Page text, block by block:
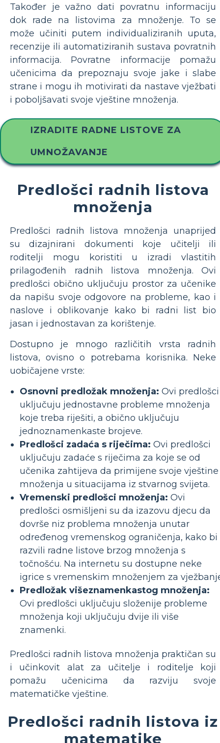
Također je važno dati povratnu informaciju
dok rade na listovima za množenje. To se
može učiniti putem individualiziranih uputa,
recenzije ili automatiziranih sustava povratnih
informacija. Povratne informacije pomažu
učenicima da prepoznaju svoje jake i slabe
strane i mogu ih motivirati da nastave vježbati
i poboljšavati svoje vještine množenja.
IZRADITE RADNE LISTOVE ZA
UMNOŽAVANJE
Predlošci radnih listova
množenja
Predlošci radnih listova množenja unaprijed
su dizajnirani dokumenti koje učitelji ili
roditelji mogu koristiti u izradi vlastitih
prilagođenih radnih listova množenja. Ovi
predlošci obično uključuju prostor za učenike
da napišu svoje odgovore na probleme, kao i
naslove i oblikovanje kako bi radni list bio
jasan i jednostavan za korištenje.
Dostupno je mnogo različitih vrsta radnih
listova, ovisno o potrebama korisnika. Neke
uobičajene vrste:
Osnovni predložak množenja: Ovi predlošci
uključuju jednostavne probleme množenja
koje treba riješiti, a obično uključuju
jednoznamenkaste brojeve.
Predlošci zadaća s riječima: Ovi predlošci
uključuju zadaće s riječima za koje se od
učenika zahtijeva da primijene svoje vještine
množenja u situacijama iz stvarnog svijeta.
Vremenski predlošci množenja: Ovi
predlošci osmišljeni su da izazovu djecu da
dovrše niz problema množenja unutar
određenog vremenskog ograničenja, kako bi
razvili radne listove brzog množenja s
točnošću. Na internetu su dostupne neke
igrice s vremenskim množenjem za
Predložak višeznamenkastog množenja:
Ovi predlošci uključuju složenije probleme
množenja koji uključuju dvije ili više
znamenki.
Predlošci radnih listova množenja praktičan su
i učinkovit alat za učitelje i roditelje koji
pomažu učenicima da razviju svoje
matematičke vještine.
Predlošci radnih listova iz
matematike